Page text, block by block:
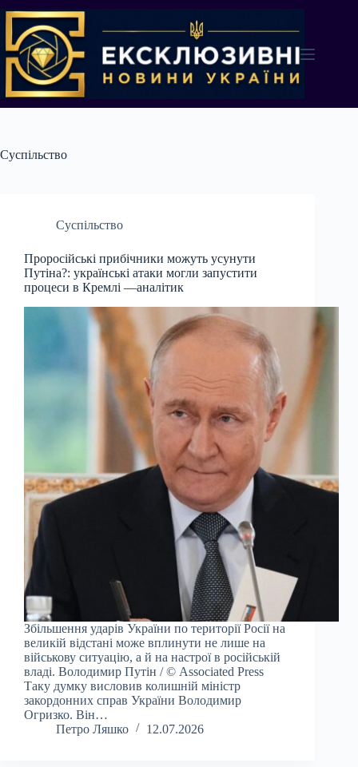
до
вмісту
Суспільство
Суспільство
Проросійські прибічники можуть усунути
Путіна?: українські атаки могли запустити
процеси в Кремлі —аналітик
Збільшення ударів України по території Росії на
великій відстані може вплинути не лише на
військову ситуацію, а й на настрої в російській
владі. Володимир Путін / © Associated Press
Таку думку висловив колишній міністр
закордонних справ України Володимир
Огризко. Він…
Петро Ляшко
12.07.2026